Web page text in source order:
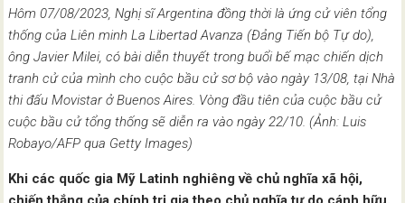
Hôm 07/08/2023, Nghị sĩ Argentina đồng thời là ứng cử viên tổng
thống của Liên minh La Libertad Avanza (Đảng Tiến bộ Tự do),
ông Javier Milei, có bài diễn thuyết trong buổi bế mạc chiến dịch
tranh cử của mình cho cuộc bầu cử sơ bộ vào ngày 13/08, tại Nhà
thi đấu Movistar ở Buenos Aires. Vòng đầu tiên của cuộc bầu cử
cuộc bầu cử tổng thống sẽ diễn ra vào ngày 22/10. (Ảnh: Luis
Robayo/AFP qua Getty Images)
Khi các quốc gia Mỹ Latinh nghiêng về chủ nghĩa xã hội,